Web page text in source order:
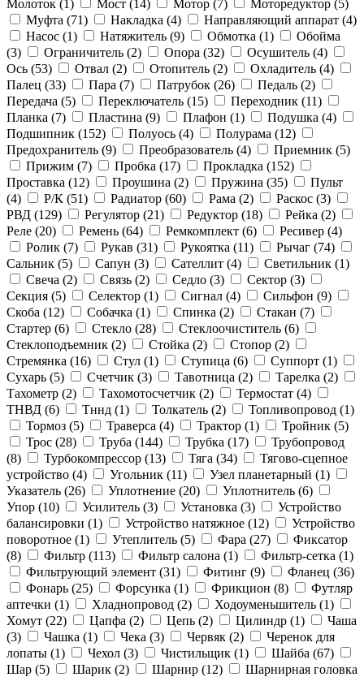
Молоток (1 ) Мост (14) Мотор (7) Моторедуктор (5)
Муфта (71) Накладка (4) Направляющий аппарат (4)
Насос (1) Натяжитель (9) Обмотка (1)
Обойма
(3) Ограничитель (2) Опора (32) Осушитель (4)
Ось (53) Отвал (2) Отопитель (2) Охладитель (4)
Палец (33) Пара (7) Патрубок (26) Педаль (2)
Передача (5) Переключатель (15) Переходник (11)
Планка (7) Пластина (9) Плафон (1) Подушка (4)
Подшипник (152) Полуось (4) Полурама (12)
Предохранитель (9) Преобразователь (4) Приемник (5)
Прижим (7) Пробка (17) Прокладка (152)
Проставка (12) Проушина (2) Пружина (35)
Пульт
(4) Р/К (51) Радиатор (60) Рама (2) Раскос (3)
РВД (129) Регулятор (21) Редуктор (18) Рейка (2)
Реле (20) Ремень (64) Ремкомплект (6) Ресивер (4)
Ролик (7) Рукав (31) Рукоятка (11) Рычаг (74)
Сальник (5) Сапун (3) Сателлит (4) Светильник (1)
Свеча (2) Связь (2) Седло (3) Сектор (3)
Секция (5) Селектор (1) Сигнал (4) Сильфон (9)
Скоба (12) Собачка (1) Спинка (2) Стакан (7)
Стартер (6) Стекло (28) Стеклоочиститель (6)
Стеклоподъемник (2) Стойка (2) Стопор (2)
Стремянка (16) Стул (1) Ступица (6) Суппорт (1)
Сухарь (5) Счетчик (3) Тавотница (2) Тарелка (2)
Тахометр (2) Тахомотосчетчик (2) Термостат (4)
ТНВД (6) Тннд (1) Толкатель (2) Топливопровод (1)
Тормоз (5) Траверса (4) Трактор (1) Тройник (5)
Трос (28) Труба (144) Трубка (17)
Трубопровод
(8) Турбокомпрессор (13) Тяга (34)
Тягово-сцепное
устройство (4) Угольник (11) Узел планетарный (1)
Указатель (26) Уплотнение (20) Уплотнитель (6)
Упор (10) Усилитель (3) Установка (3)
Устройство
балансировки (1) Устройство натяжное (12)
Устройство
поворотное (1) Утеплитель (5) Фара (27)
Фиксатор
(8) Фильтр (113) Фильтр салона (1) Фильтр-сетка (1)
Фильтрующий элемент (31) Фитинг (9) Фланец (36)
Фонарь (25) Форсунка (1) Фрикцион (8)
Футляр
аптечки (1) Хладнопровод (2) Ходоуменьшитель (1)
Хомут (22) Цапфа (2) Цепь (2) Цилиндр (1)
Чаша
(3) Чашка (1) Чека (3) Червяк (2)
Черенок для
лопаты (1) Чехол (3) Чистильщик (1) Шайба (67)
Шар (5) Шарик (2) Шарнир (12)
Шарнирная головка